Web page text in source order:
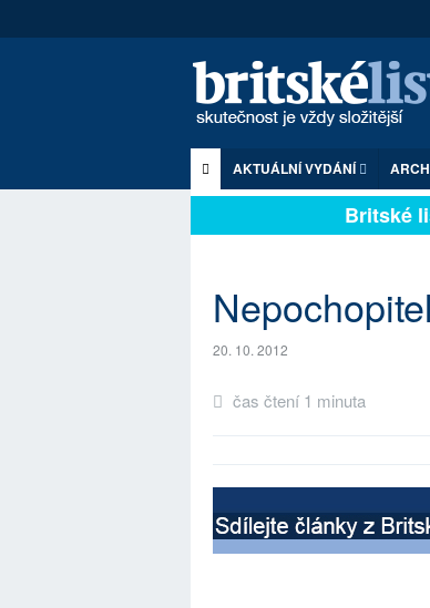
AKTUÁLNÍ VYDÁNÍ
Britské
20. 10. 2012
čas čtení 1 minuta